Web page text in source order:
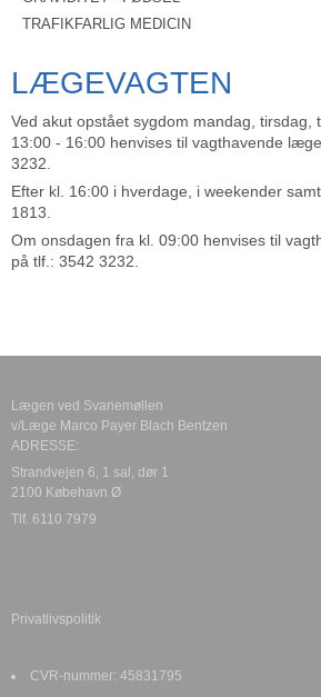
TRAFIKFARLIG MEDICIN
LÆGEVAGTEN
Ved akut opstået sygdom mandag, tirsdag,
13:00 - 16:00 henvises til vagthavende
3232.
Efter kl. 16:00 i hverdage, i weekender
1813.
Om onsdagen fra kl. 09:00 henvises til
på tlf.: 3542 3232.
Lægen ved Svanemøllen
v/Læge Marco Payer Blach Bentzen
ADRESSE:
Strandvejen 6, 1 sal, dør 1
2100 Købehavn Ø
Tlf. 6110 7979
Privatlivspolitik
CVR-nummer: 45831795